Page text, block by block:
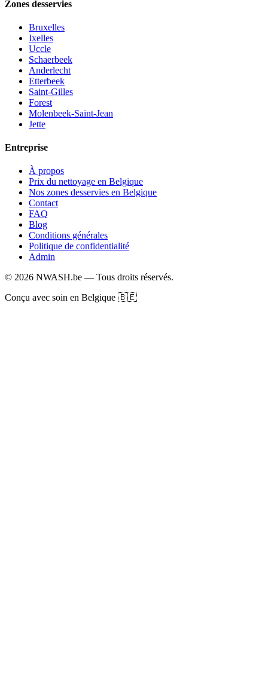
Zones desservies
Bruxelles
Ixelles
Uccle
Schaerbeek
Anderlecht
Etterbeek
Saint-Gilles
Forest
Molenbeek-Saint-Jean
Jette
Entreprise
À propos
Prix du nettoyage en Belgique
Nos zones desservies en Belgique
Contact
FAQ
Blog
Conditions générales
Politique de confidentialité
Admin
© 2026 NWASH.be — Tous droits réservés.
Conçu avec soin en Belgique 🇧🇪